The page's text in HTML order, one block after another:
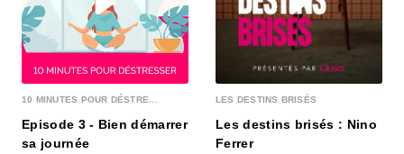
10 MINUTES POUR DÉSTRE...
Episode 3 - Bien démarrer
sa journée
LES DESTINS BRISÉS
Les destins brisés : Nino
Ferrer